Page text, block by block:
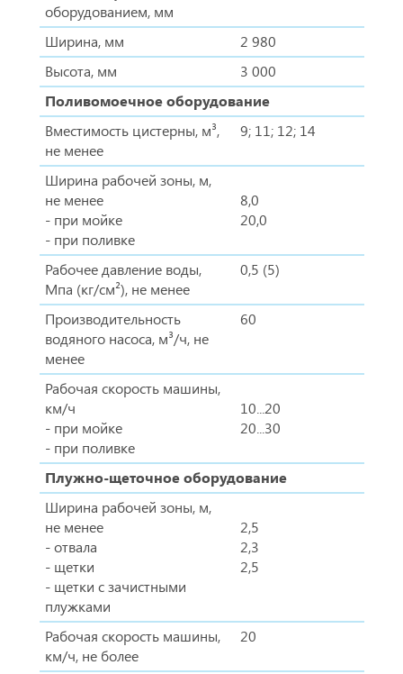
оборудованием, мм
Ширина, мм
2 980
Высота, мм
3 000
Поливомоечное оборудование
Вместимость цистерны, м³,
не менее
9; 11; 12; 14
Ширина рабочей зоны, м,
не менее
- при мойке
- при поливке
8,0
20,0
Рабочее давление воды,
Мпа (кг/см²), не менее
0,5 (5)
Производительность
водяного насоса, м³/ч, не
менее
60
Рабочая скорость машины,
км/ч
- при мойке
- при поливке
10...20
20...30
Плужно-щеточное оборудование
Ширина рабочей зоны, м,
не менее
- отвала
- щетки
- щетки с зачистными
плужками
2,5
2,3
2,5
Рабочая скорость машины,
км/ч, не более
20